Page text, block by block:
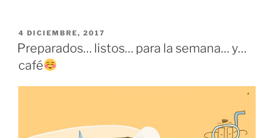
PUBLICADO
EL
4 DICIEMBRE, 2017
Preparados… listos… para la semana… y…
café